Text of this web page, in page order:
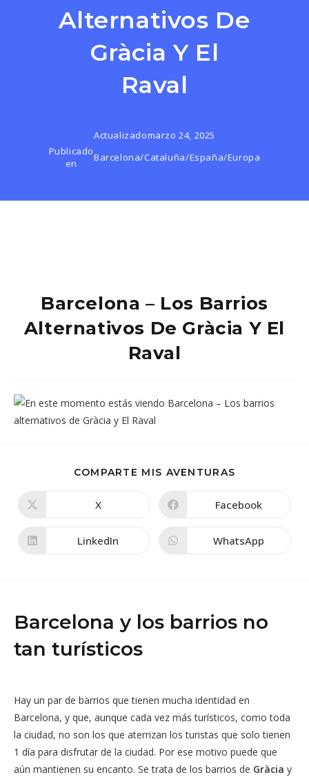
Alternativos De
Gràcia Y El
Raval
Actualizadomarzo 24, 2025
Publicado
en
Barcelona/Cataluña/España/Europa
Barcelona – Los Barrios
Alternativos De Gràcia Y El
Raval
COMPARTE MIS AVENTURAS
CONTENIDO
una
nueva
X Se
una
nueva
Facebook
Se
LinkedIn Se
WhatsApp
Barcelona y los barrios no
tan turísticos
Hay un par de barrios que tienen mucha identidad en
Barcelona, y que, aunque cada vez más turísticos, como toda
la ciudad, no son los que aterrizan los turistas que solo tienen
1 día para disfrutar de la ciudad. Por ese motivo puede que
aún mantienen su encanto. Se trata de los barrios de Gràcia y